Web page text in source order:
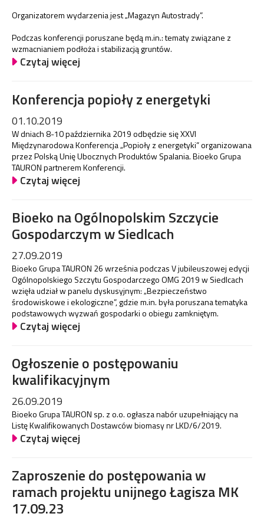
Organizatorem wydarzenia jest „Magazyn Autostrady”.
Podczas konferencji poruszane będą m.in.: tematy związane z
wzmacnianiem podłoża i stabilizacją gruntów.
Czytaj więcej
Konferencja popioły z energetyki
01.10.2019
W dniach 8-10 października 2019 odbędzie się XXVI
Międzynarodowa Konferencja „Popioły z energetyki” organizowana
przez Polską Unię Ubocznych Produktów Spalania. Bioeko Grupa
TAURON partnerem Konferencji.
Czytaj więcej
Bioeko na Ogólnopolskim Szczycie
Gospodarczym w Siedlcach
27.09.2019
Bioeko Grupa TAURON 26 września podczas V jubileuszowej edycji
Ogólnopolskiego Szczytu Gospodarczego OMG 2019 w Siedlcach
wzięła udział w panelu dyskusyjnym: „Bezpieczeństwo
środowiskowe i ekologiczne”, gdzie m.in. była poruszana tematyka
podstawowych wyzwań gospodarki o obiegu zamkniętym.
Czytaj więcej
Ogłoszenie o postępowaniu
kwalifikacyjnym
26.09.2019
Bioeko Grupa TAURON sp. z o.o. ogłasza nabór uzupełniający na
Listę Kwalifikowanych Dostawców biomasy nr LKD/6/2019.
Czytaj więcej
Zaproszenie do postępowania w
ramach projektu unijnego Łagisza MK
17.09.23